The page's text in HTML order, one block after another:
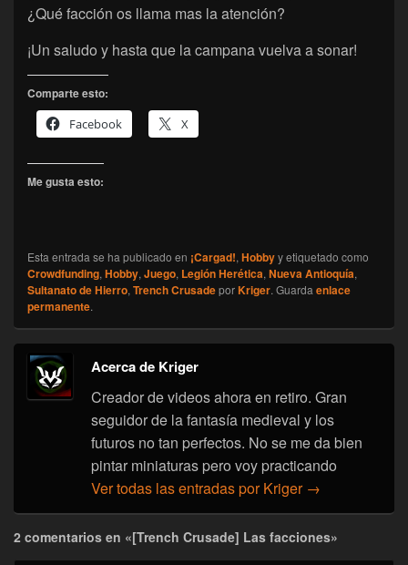
¿Qué facción os llama mas la atención?
¡Un saludo y hasta que la campana vuelva a sonar!
Comparte esto:
Facebook
X
Me gusta esto:
Esta entrada se ha publicado en ¡Cargad!,Hobbyy etiquetado como
Crowdfunding,Hobby,Juego, Legión Herética,Nueva Antioquía,
Sultanato de Hierro,Trench CrusadeporKriger. Guardaenlace
permanente.
Acerca de Kriger
Creador de videos ahora en retiro. Gran
seguidor de la fantasía medieval y los
futuros no tan perfectos. No se me da bien
pintar miniaturas pero voy practicando
Ver todas las entradas por Kriger →
2 comentarios en «[Trench Crusade] Las facciones»